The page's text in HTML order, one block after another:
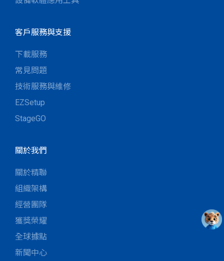
客戶服務與支援
下載服務
常見問題
技術服務與維修
EZSetup
StageGO
關於我們
關於精聯
組織架構
經營團隊
獲獎榮耀
全球據點
新聞中心